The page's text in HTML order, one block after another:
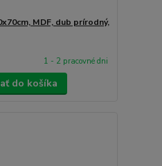
MDF, dub prírodný,
1 - 2 pracovné dni
do košíka